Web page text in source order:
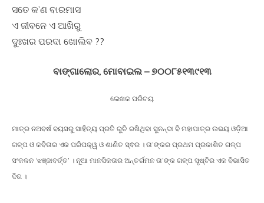
ସତେ କ’ଣ ବାରମାସ
ଏ ଜୀବନେ ଏ ଆଖିରୁ
ଦୁଃଖର ପରଦା ଖୋଲିବ ??
ବାଙ୍ଗାଲୋର, ମୋବାଇଲ – ୭୦୦୮୫୧୩୯୧୩
ଲେଖକ ପରିଚୟ
ମାତ୍ର ନଅବର୍ଷ ବୟସରୁ ସାହିତ୍ୟ ପ୍ରତି ରୁଚି ରଖିଥିବା ସୁନନ୍ଦା ବି ମହାପାତ୍ର ଉଭୟ ଓଡ଼ିଆ
ଗଳ୍ପ ଓ କବିତାର ଏକ ପରିପକ୍ୱ ଓ ଶାଣିତ ସ୍ଵର । ତା’ଙ୍କର ପ୍ରଥମ ପ୍ରକାଶିତ ଗଳ୍ପ
ସଂକଳନ ‘ଝଞ୍ଜାବର୍ତ୍ତ’ । ନୂଆ ମାନସିକତାର ଅନ୍ତର୍ଗମନ ତା’ଙ୍କ ଗଳ୍ପ ସୃଷ୍ଟିର ଏକ ବିଭାସିତ
ଦିଗ ।